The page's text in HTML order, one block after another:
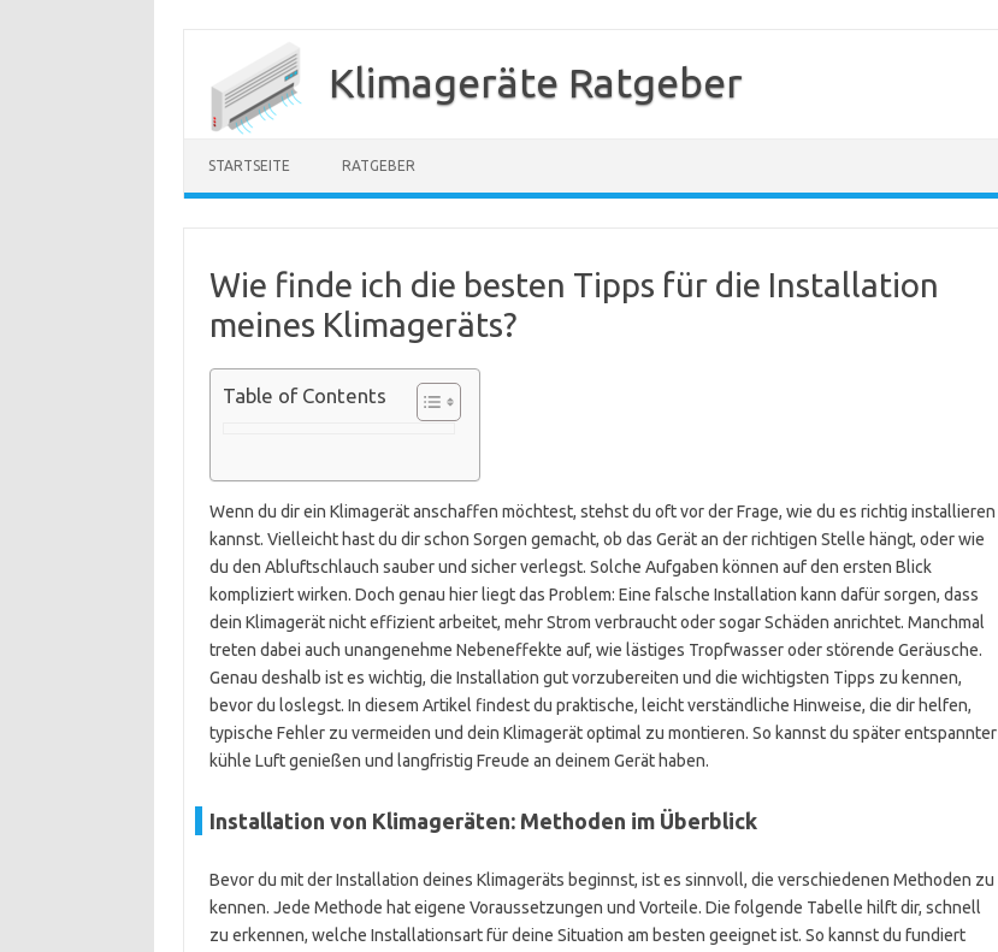
Klimageräte Ratgeber
STARTSEITE RATGEBER
Wie finde ich die besten Tipps für die Installation
meines Klimageräts?
Table of Contents
Wenn du dir ein Klimagerät anschaffen möchtest, stehst du oft vor der Frage, wie du es richtig installieren
kannst. Vielleicht hast du dir schon Sorgen gemacht, ob das Gerät an der richtigen Stelle hängt, oder wie
du den Abluftschlauch sauber und sicher verlegst. Solche Aufgaben können auf den ersten Blick
kompliziert wirken. Doch genau hier liegt das Problem: Eine falsche Installation kann dafür sorgen, dass
dein Klimagerät nicht effizient arbeitet, mehr Strom verbraucht oder sogar Schäden anrichtet. Manchmal
treten dabei auch unangenehme Nebeneffekte auf, wie lästiges Tropfwasser oder störende Geräusche.
Genau deshalb ist es wichtig, die Installation gut vorzubereiten und die wichtigsten Tipps zu kennen,
bevor du loslegst. In diesem Artikel findest du praktische, leicht verständliche Hinweise, die dir helfen,
typische Fehler zu vermeiden und dein Klimagerät optimal zu montieren. So kannst du später entspannter
kühle Luft genießen und langfristig Freude an deinem Gerät haben.
Installation von Klimageräten: Methoden im Überblick
Bevor du mit der Installation deines Klimageräts beginnst, ist es sinnvoll, die verschiedenen Methoden zu
kennen. Jede Methode hat eigene Voraussetzungen und Vorteile. Die folgende Tabelle hilft dir, schnell
zu erkennen, welche Installationsart für deine Situation am besten geeignet ist. So kannst du fundiert